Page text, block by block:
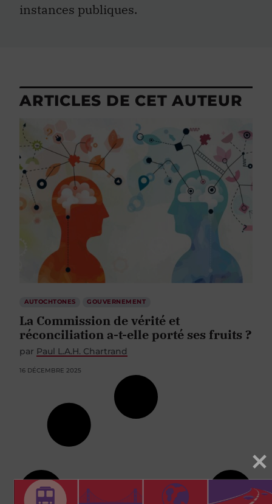
instances publiques.
ARTICLES DE CET AUTEUR
AUTOCHTONES GOUVERNEMENT
La Commission de vérité et
réconciliation a-t-elle porté ses fruits ?
par Paul L.A.H. Chartrand
16 DÉCEMBRE 2025